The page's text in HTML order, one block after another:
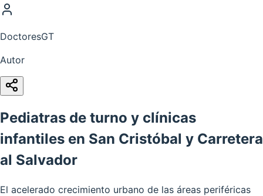
DoctoresGT
Autor
Pediatras de turno y clínicas
infantiles en San Cristóbal y Carretera
al Salvador
El acelerado crecimiento urbano de las áreas periféricas